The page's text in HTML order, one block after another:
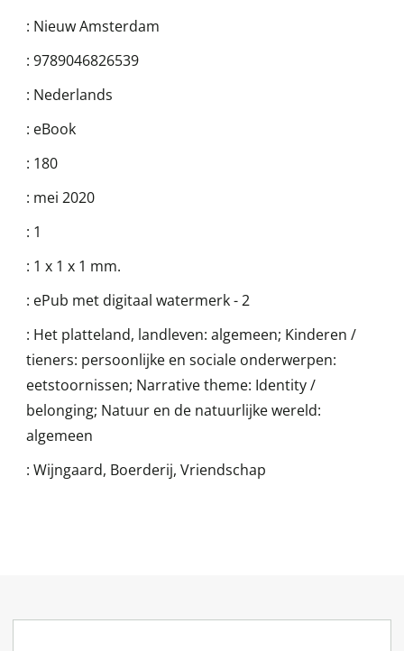
: Nieuw Amsterdam
: 9789046826539
: Nederlands
: eBook
: 180
: mei 2020
: 1
: 1 x 1 x 1 mm.
: ePub met digitaal watermerk - 2
: Het platteland, landleven: algemeen; Kinderen /
tieners: persoonlijke en sociale onderwerpen:
eetstoornissen; Narrative theme: Identity /
belonging; Natuur en de natuurlijke wereld:
algemeen
: Wijngaard, Boerderij, Vriendschap